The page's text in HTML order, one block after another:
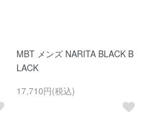
MBT メンズ NARITA BLACK B
LACK
17,710円(税込)